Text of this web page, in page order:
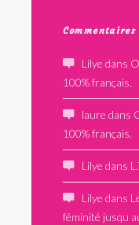
Lilye dans
100% français.
laure dans
100% français.
Lilye dans
Lilye dans
féminité jusqu